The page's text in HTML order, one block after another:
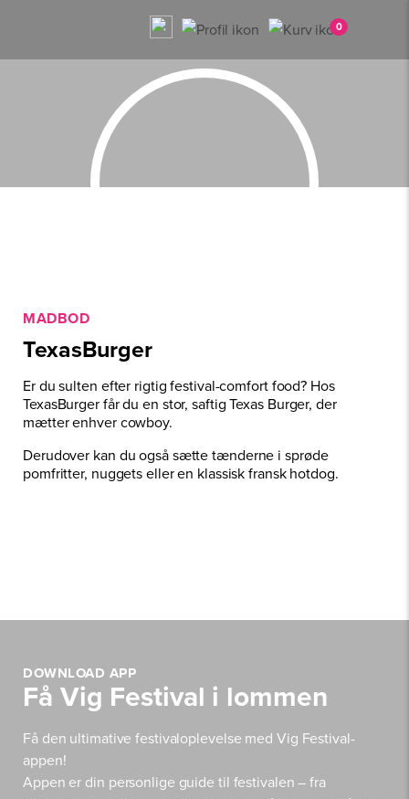
0
MADBOD
TexasBurger
Er du sulten efter rigtig festival-comfort food? Hos
TexasBurger får du en stor, saftig Texas Burger, der
mætter enhver cowboy.
Derudover kan du også sætte tænderne i sprøde
pomfritter, nuggets eller en klassisk fransk hotdog.
DOWNLOAD APP
Få Vig Festival i lommen
Få den ultimative festivaloplevelse med Vig Festival-
appen!
Appen er din personlige guide til festivalen – fra